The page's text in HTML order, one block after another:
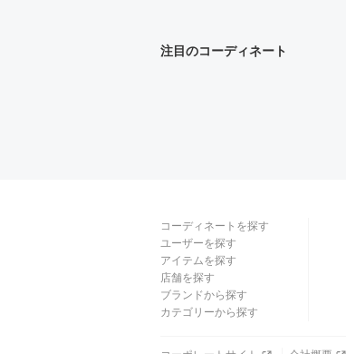
注目のコーディネート
コーディネートを探す
ユーザーを探す
アイテムを探す
店舗を探す
ブランドから探す
カテゴリーから探す